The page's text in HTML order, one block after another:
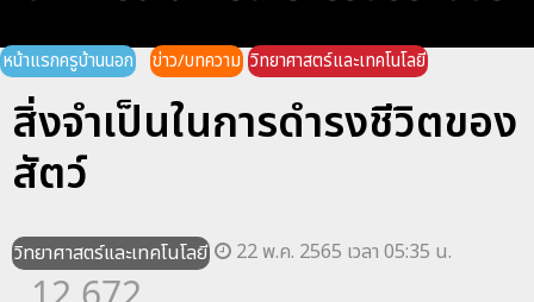
หน้าแรกครูบ้านนอก ข่าว/บทความ วิทยาศาสตร์และเทคโนโลยี
สิ่งจำเป็นในการดำรงชีวิตของ
สัตว์
วิทยาศาสตร์และเทคโนโลยี 22 พ.ค. 2565 เวลา 05:35 น.